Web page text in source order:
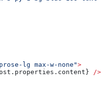
lg max-w-none">
content } />